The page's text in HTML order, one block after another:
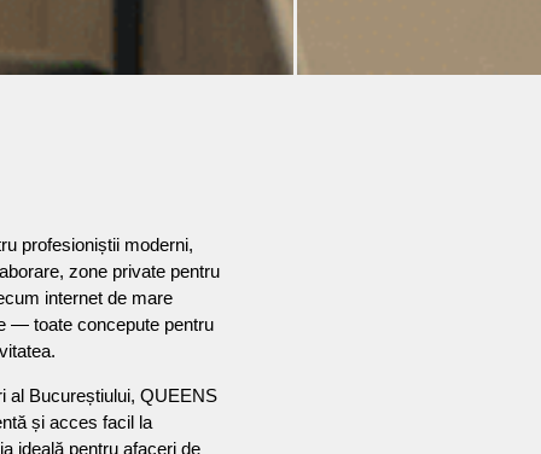
profesioniștii moderni,
zone private pentru
internet de mare
— toate concepute pentru
al Bucureștiului, QUEENS
și acces facil la
ideală pentru afaceri de